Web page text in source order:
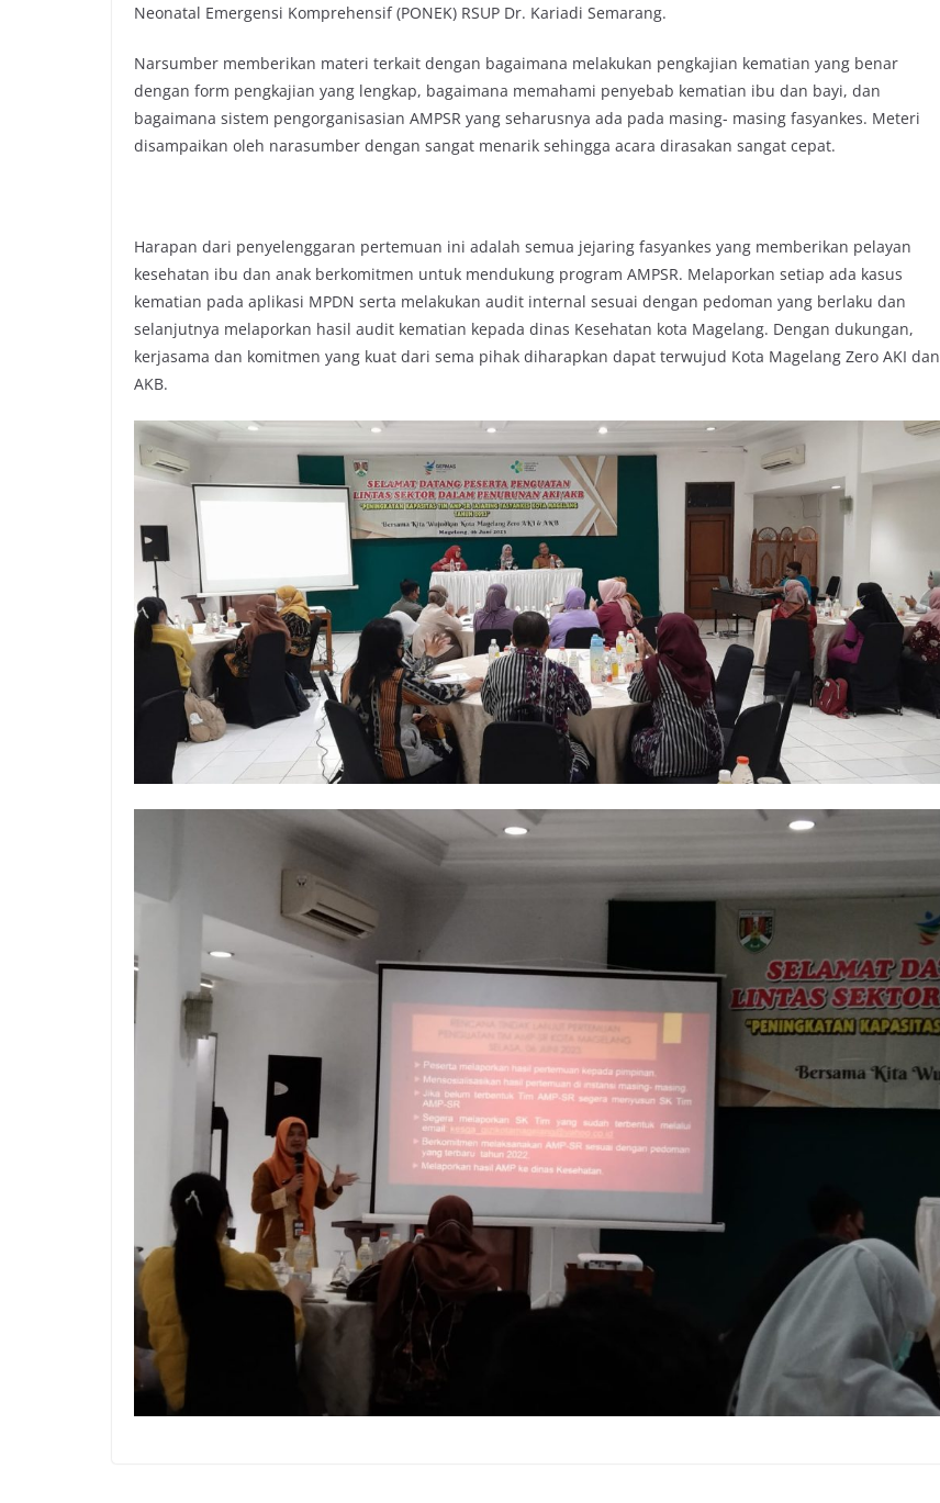
Neonatal Emergensi Komprehensif (PONEK) RSUP Dr. Kariadi Semarang.
Narsumber memberikan materi terkait dengan bagaimana melakukan pengkajian kematian yang benar
dengan form pengkajian yang lengkap, bagaimana memahami penyebab kematian ibu dan bayi, dan
bagaimana sistem pengorganisasian AMPSR yang seharusnya ada pada masing- masing fasyankes. Meteri
disampaikan oleh narasumber dengan sangat menarik sehingga acara dirasakan sangat cepat.
Harapan dari penyelenggaran pertemuan ini adalah semua jejaring fasyankes yang memberikan pelayan
kesehatan ibu dan anak berkomitmen untuk mendukung program AMPSR. Melaporkan setiap ada kasus
kematian pada aplikasi MPDN serta melakukan audit internal sesuai dengan pedoman yang berlaku dan
selanjutnya melaporkan hasil audit kematian kepada dinas Kesehatan kota Magelang. Dengan dukungan,
kerjasama dan komitmen yang kuat dari sema pihak diharapkan dapat terwujud Kota Magelang Zero AKI dan
AKB.